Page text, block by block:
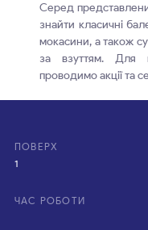
Серед
знайти класичні
мокасини, а також
за взуттям. Для
проводимо акції та
ПОВЕРХ
1
ЧАС РОБОТИ